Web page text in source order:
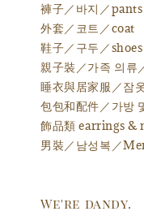
褲子／바지／pants
外套／코트／coat
鞋子／구두／shoes
親子裝／가족 의
睡衣與居家服／잠
包包和配件／가방
飾品類 earrings &
男裝／남성복／
We're dandy.